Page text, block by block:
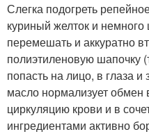
Слегка подогреть
куриный желток и
перемешать и аккуратно
полиэтиленовую шапочку
попасть на лицо, в глаза
масло нормализует обмен
циркуляцию крови и в
ингредиентами активно